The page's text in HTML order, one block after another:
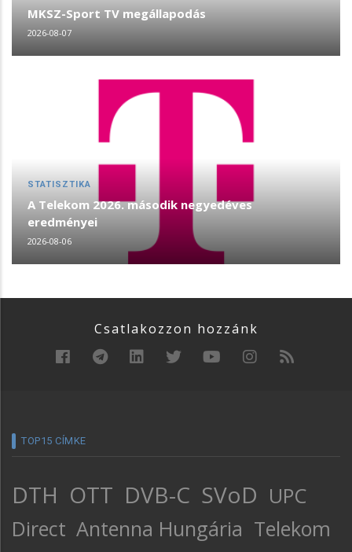
MKSZ-Sport TV megállapodás
2026-08-07
STATISZTIKA
A Telekom 2026. második negyedéves
eredményei
2026-08-06
Csatlakozzon hozzánk
TOP15 CÍMKE
DTH OTT DVB-C SVoD UPC
Direct Antenna Hungária Telekom